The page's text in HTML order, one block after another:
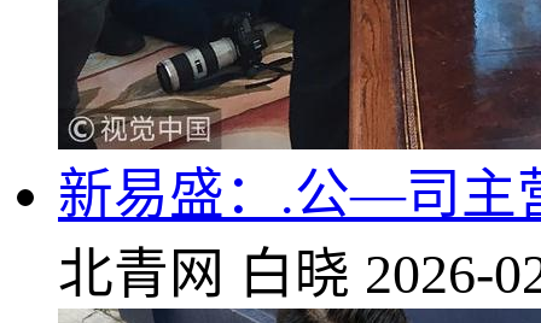
新易盛：.公—司主
北青网 白晓 2026-